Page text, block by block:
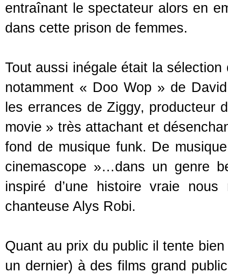
entraînant le spectateur alors en
dans cette prison de femmes.
Tout aussi inégale était la
notamment « Doo Wop » de
les errances de Ziggy, producteur
movie » très attachant et
fond de musique funk. De
cinemascope »…dans un genre
inspiré d’une histoire vraie
chanteuse Alys Robi.
Quant au prix du public il tente
un dernier) à des films grand